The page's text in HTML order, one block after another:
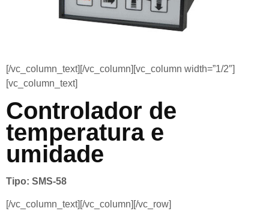
[/vc_column_text][/vc_column][vc_column width=”1/2″]
[vc_column_text]
Controlador de
temperatura e
umidade
Tipo: SMS-58
[/vc_column_text][/vc_column][/vc_row]